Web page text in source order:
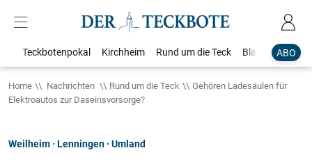
ABO
Teckbotenpokal Kirchheim Rund um die Teck Blaulicht
Home Nachrichten Rund um die Teck
Gehören Ladesäulen für
Elektroautos zur Daseinsvorsorge?
Weilheim · Lenningen · Umland